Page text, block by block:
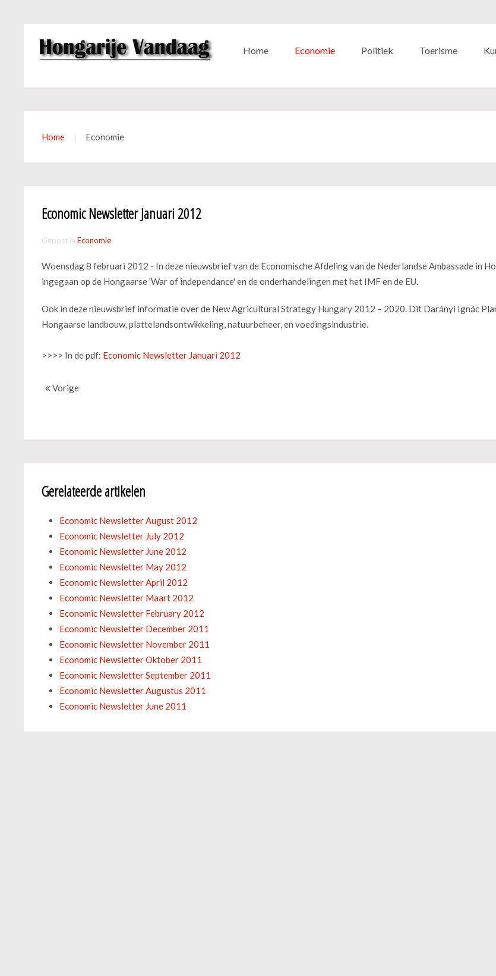
Home Economie Politiek Toerisme
Home Economie
Economic Newsletter Januari 2012
Gepost in Economie
Woensdag 8 februari 2012 - In deze nieuwsbrief van de Economische Afdeling van de Nederlandse Ambassade in
ingegaan op de Hongaarse 'War of independance' en de onderhandelingen met het IMF en de EU.
Ook in deze nieuwsbrief informatie over de New Agricultural Strategy Hungary 2012 – 2020. Dit Darányi Ignác
Hongaarse landbouw, plattelandsontwikkeling, natuurbeheer, en voedingsindustrie.
>>>> In de pdf: Economic Newsletter Januari 2012
Vorige
Gerelateerde artikelen
Economic Newsletter August 2012
Economic Newsletter July 2012
Economic Newsletter June 2012
Economic Newsletter May 2012
Economic Newsletter April 2012
Economic Newsletter Maart 2012
Economic Newsletter February 2012
Economic Newsletter December 2011
Economic Newsletter November 2011
Economic Newsletter Oktober 2011
Economic Newsletter September 2011
Economic Newsletter Augustus 2011
Economic Newsletter June 2011